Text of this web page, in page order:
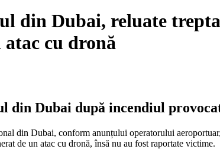
din Dubai, reluate
cu dronă
Dubai după incendiul
din Dubai, conform anunțului operatorului
de un atac cu dronă, însă nu au fost raportate victime.